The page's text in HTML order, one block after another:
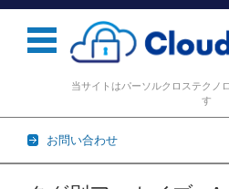
当サイトはパーソルクロステクノ
す
お問い合わせ
コンテンツに移動